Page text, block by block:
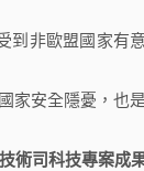
到非歐盟國家有
家安全隱憂，也
術司科技專案成